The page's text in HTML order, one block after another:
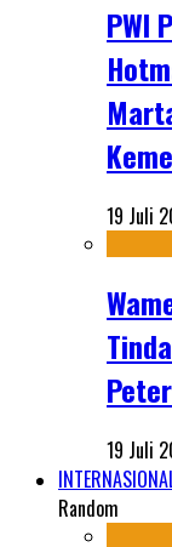
PWI
19 Juli
19 Juli
Random